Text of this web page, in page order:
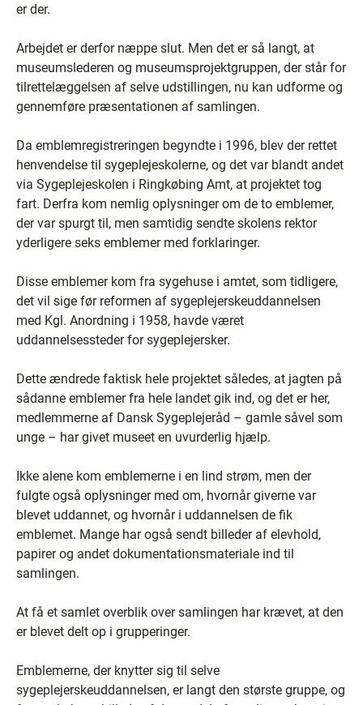
er der.
Arbejdet er derfor næppe slut. Men det er så langt, at
museumslederen og museumsprojektgruppen, der står for
tilrettelæggelsen af selve udstillingen, nu kan udforme og
gennemføre præsentationen af samlingen.
Da emblemregistreringen begyndte i 1996, blev der rettet
henvendelse til sygeplejeskolerne, og det var blandt andet
via Sygeplejeskolen i Ringkøbing Amt, at projektet tog
fart. Derfra kom nemlig oplysninger om de to emblemer,
der var spurgt til, men samtidig sendte skolens rektor
yderligere seks emblemer med forklaringer.
Disse emblemer kom fra sygehuse i amtet, som tidligere,
det vil sige før reformen af sygeplejerskeuddannelsen
med Kgl. Anordning i 1958, havde været
uddannelsessteder for sygeplejersker.
Dette ændrede faktisk hele projektet således, at jagten på
sådanne emblemer fra hele landet gik ind, og det er her,
medlemmerne af Dansk Sygeplejeråd – gamle såvel som
unge – har givet museet en uvurderlig hjælp.
Ikke alene kom emblemerne i en lind strøm, men der
fulgte også oplysninger med om, hvornår giverne var
blevet uddannet, og hvornår i uddannelsen de fik
emblemet. Mange har også sendt billeder af elevhold,
papirer og andet dokumentationsmateriale ind til
samlingen.
At få et samlet overblik over samlingen har krævet, at den
er blevet delt op i grupperinger.
Emblemerne, der knytter sig til selve
sygeplejerskeuddannelsen, er langt den største gruppe, og